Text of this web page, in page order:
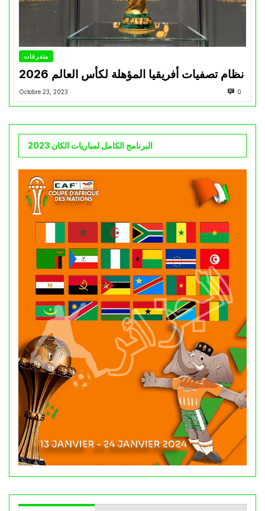
متفرقات
نظام تصفيات أفريقيا المؤهلة لكأس العالم 2026
Octobre 23, 2023 0
البرنامج الكامل لمباريات الكان 2023